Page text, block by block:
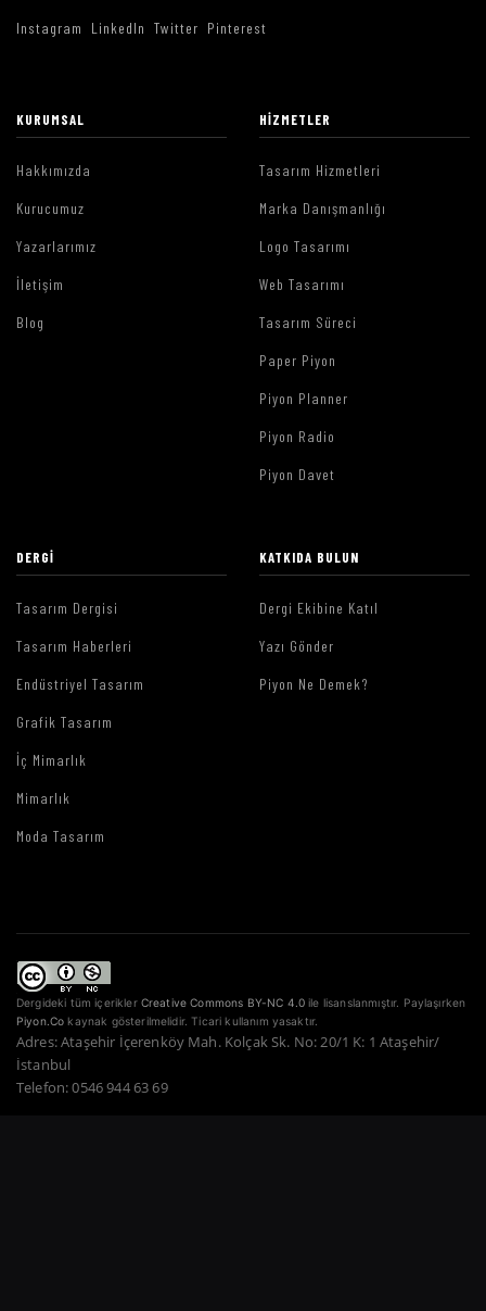
Instagram LinkedIn Twitter Pinterest
KURUMSAL
Hakkımızda
Kurucumuz
Yazarlarımız
İletişim
Blog
HIZMETLER
Tasarım Hizmetleri
Marka Danışmanlığı
Logo Tasarımı
Web Tasarımı
Tasarım Süreci
Paper Piyon
Piyon Planner
Piyon Radio
Piyon Davet
DERGI
Tasarım Dergisi
Tasarım Haberleri
Endüstriyel Tasarım
Grafik Tasarım
İç Mimarlık
Mimarlık
Moda Tasarım
KATKIDA BULUN
Dergi Ekibine Katıl
Yazı Gönder
Piyon Ne Demek?
Dergideki tüm içerikler Creative Commons BY-NC 4.0 ile lisanslanmıştır. Paylaşırken
Piyon.Co kaynak gösterilmelidir. Ticari kullanım yasaktır.
Adres: Ataşehir İçerenköy Mah. Kolçak Sk. No: 20/1 K: 1 Ataşehir/
İstanbul
Telefon: 0546 944 63 69